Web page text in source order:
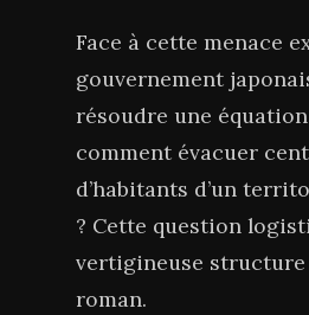
Face à cette menace
gouvernement
résoudre une
comment évacuer
d’habitants d’un
? Cette question
vertigineuse structure
roman.